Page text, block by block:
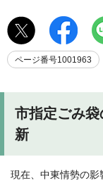
ページ番号1001963
市指定ごみ
新
現在、中東情勢の